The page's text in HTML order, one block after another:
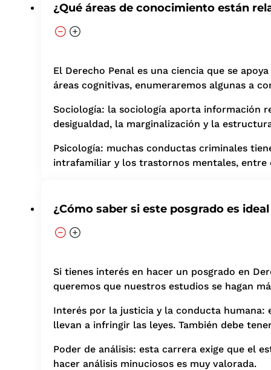
¿Qué áreas de conocimiento están
El Derecho Penal es una ciencia que se
áreas cognitivas, enumeraremos algunas a
Sociología: la sociología aporta información
desigualdad, la marginalización y la
Psicología: muchas conductas criminales
intrafamiliar y los trastornos mentales, entre
¿Cómo saber si este posgrado es
Si tienes interés en hacer un posgrado en
queremos que nuestros estudios se hagan
Interés por la justicia y la conducta humana:
llevan a infringir las leyes. También debe
Poder de análisis: esta carrera exige que el
hacer análisis minuciosos es muy valorada.